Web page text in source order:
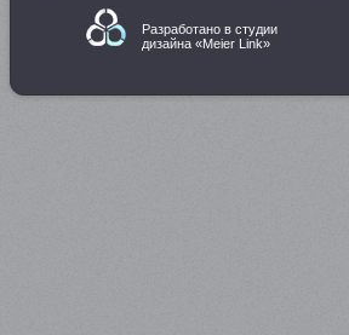
Разработано в студии
дизайна «Meier Link»